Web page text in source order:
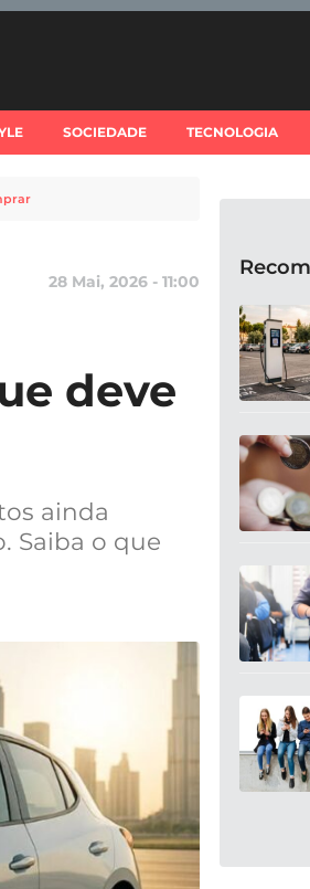
SOCIEDADE TECNOLOGIA
28 Mai, 2026 - 11:00
deve
ainda
Saiba o que